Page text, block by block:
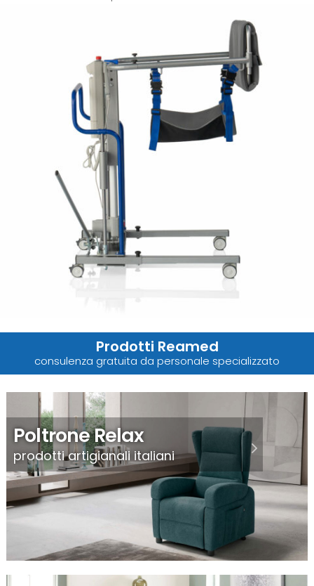
Prodotti Reamed
consulenza gratuita da personale specializzato
Poltrone Relax
prodotti artigianali italiani